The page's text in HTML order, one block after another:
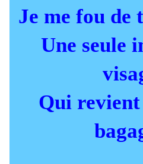
Je me fou de
Une seule
Qui revient